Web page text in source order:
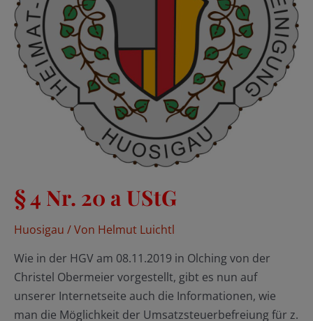
§ 4 Nr. 20 a UStG
Huosigau / Von Helmut Luichtl
Wie in der HGV am 08.11.2019 in Olching von der
Christel Obermeier vorgestellt, gibt es nun auf
unserer Internetseite auch die Informationen, wie
man die Möglichkeit der Umsatzsteuerbefreiung für z.